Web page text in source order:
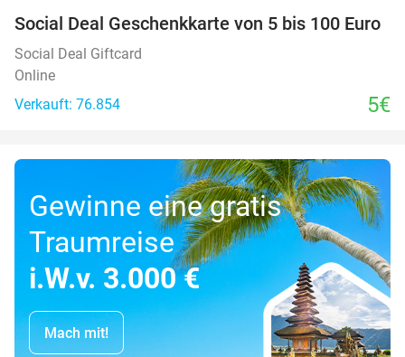
Social Deal Geschenkkarte von 5 bis 100 Euro
Social Deal Giftcard
Online
Verkauft: 76.854
5€
Gewinne eine gratis
Traumreise
i.W.v. 3.000 €
Mach mit!